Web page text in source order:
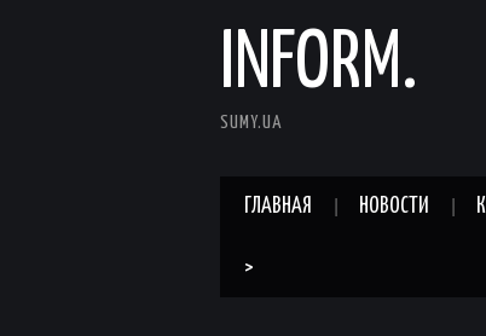
INFORM.
SUMY.UA
ГЛАВНАЯ НОВОСТИ
>